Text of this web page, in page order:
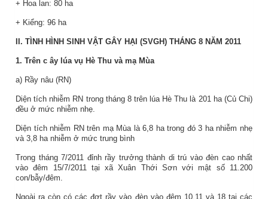
+ Hoa lan: 80 ha
+ Kiểng: 96 ha
II. TÌNH HÌNH SINH VẬT GÂY HẠI (SVGH) THÁNG 8 NĂM 2011
1. Trên c ây lúa vụ Hè Thu và mạ Mùa
a) Rầy nâu (RN)
Diện tích nhiễm RN trong tháng 8 trên lúa Hè Thu là 201 ha (Củ Chi)
đều ở mức nhiễm nhẹ.
Diện tích nhiễm RN trên mạ Mùa là 6,8 ha trong đó 3 ha nhiễm nhẹ
và 3,8 ha nhiễm ở mức trung bình
Trong tháng 7/2011 đỉnh rầy trưởng thành di trú vào đèn cao nhất
vào đêm 15/7/2011 tại xã Xuân Thới Sơn với mật số 11.200
con/bẫy/đêm.
Ngoài ra còn có các đợt rầy vào đèn vào đêm 10,11 và 18 tại các